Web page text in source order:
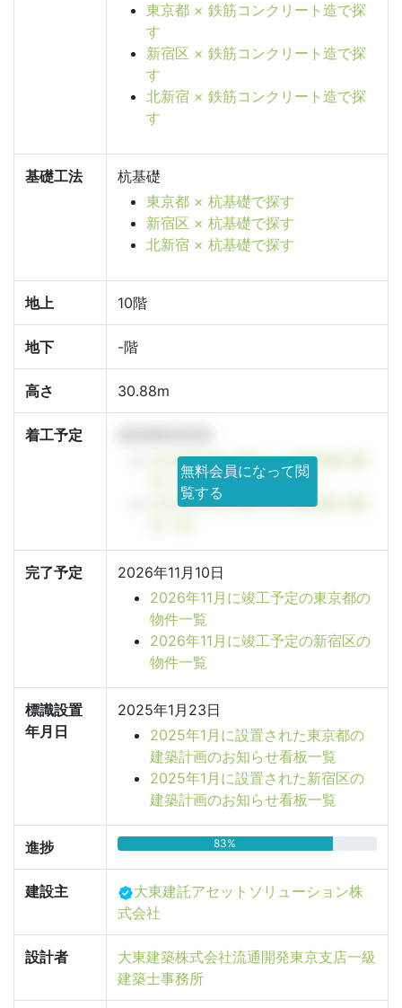
東京都 × 鉄筋コンクリート造で探
す
新宿区 × 鉄筋コンクリート造で探
す
北新宿 × 鉄筋コンクリート造で探
す
基礎工法
杭基礎
東京都 × 杭基礎で探す
新宿区 × 杭基礎で探す
北新宿 × 杭基礎で探す
地上 10階
地下 -階
高さ 30.88m
着工予定
2025年5月に着工した東京都の物
件一覧
2025年5月に着工した新宿区の物
無料会員になって閲
覧する
完了予定
2026年11月10日
2026年11月に竣工予定の東京都の
物件一覧
2026年11月に竣工予定の新宿区の
物件一覧
標識設置
年月日
2025年1月23日
2025年1月に設置された東京都の
建築計画のお知らせ看板一覧
2025年1月に設置された新宿区の
建築計画のお知らせ看板一覧
進捗 83%
建設主
大東建託アセットソリューション株
式会社
設計者
大東建築株式会社流通開発東京支店一級
建築士事務所